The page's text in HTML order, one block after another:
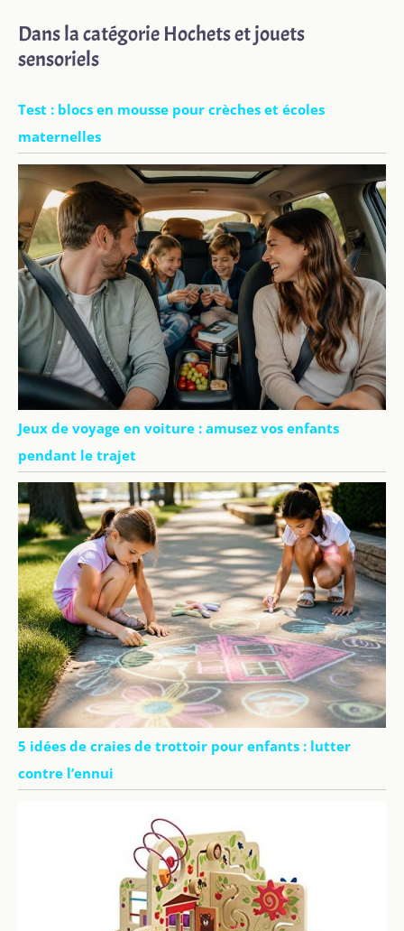
Dans la catégorie Hochets et jouets
sensoriels
Test : blocs en mousse pour crèches et écoles
maternelles
Jeux de voyage en voiture : amusez vos enfants
pendant le trajet
5 idées de craies de trottoir pour enfants : lutter
contre l’ennui